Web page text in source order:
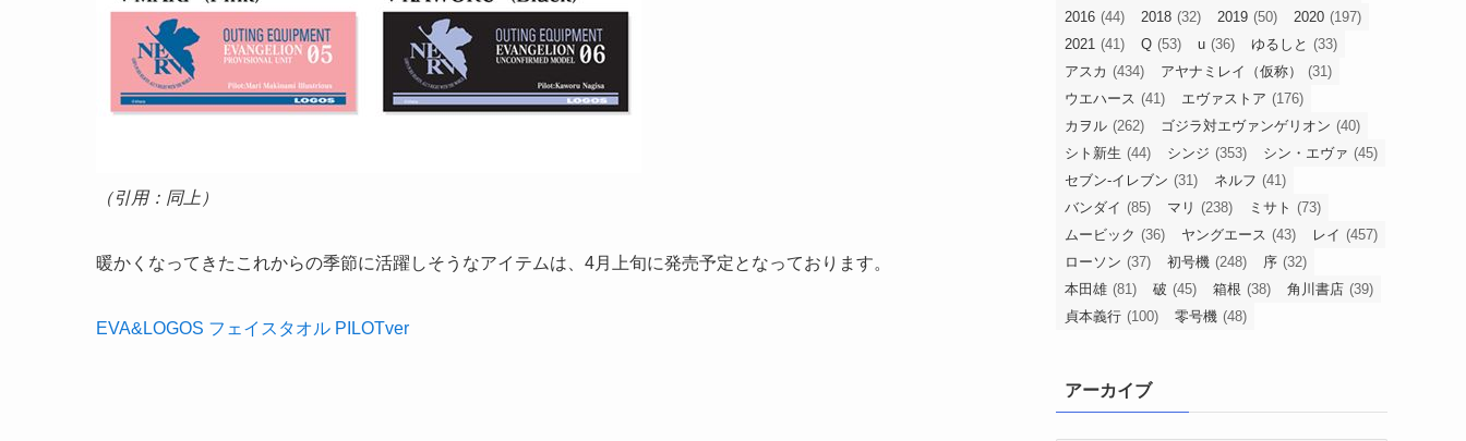
（引用：同上）
暖かくなってきたこれからの季節に活躍しそうなアイテムは、4月上旬に発売予定となっております。
EVA&LOGOS フェイスタオル PILOTver
2016 (44) 2018 (32) 2019 (50) 2020 (197)
2021 (41) Q (53) u (36) ゆるしと (33)
アスカ (434) アヤナミレイ（仮称）
(31)
ウエハース (41) エヴァストア (176)
カヲル (262) ゴジラ対エヴァンゲリオン (40)
シト新生 (44) シンジ (353) シン・エヴァ (45)
セブン-イレブン (31) ネルフ (41)
バンダイ (85) マリ (238) ミサト (73)
ムービック (36) ヤングエース (43) レイ (457)
ローソン (37) 初号機 (248) 序 (32)
本田雄 (81) 破 (45) 箱根 (38) 角川書店 (39)
貞本義行 (100) 零号機 (48)
アーカイブ